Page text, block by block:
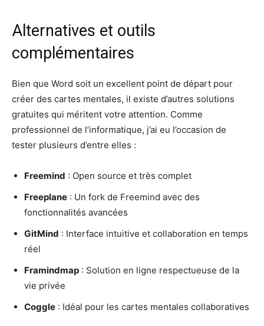
Alternatives et outils
complémentaires
Bien que Word soit un excellent point de départ pour
créer des cartes mentales, il existe d’autres solutions
gratuites qui méritent votre attention. Comme
professionnel de l’informatique, j’ai eu l’occasion de
tester plusieurs d’entre elles :
Freemind : Open source et très complet
Freeplane : Un fork de Freemind avec des
fonctionnalités avancées
GitMind : Interface intuitive et collaboration en temps
réel
Framindmap : Solution en ligne respectueuse de la
vie privée
Coggle : Idéal pour les cartes mentales collaboratives